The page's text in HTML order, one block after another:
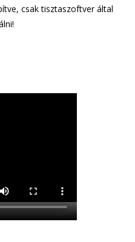
csak tisztaszoftver által